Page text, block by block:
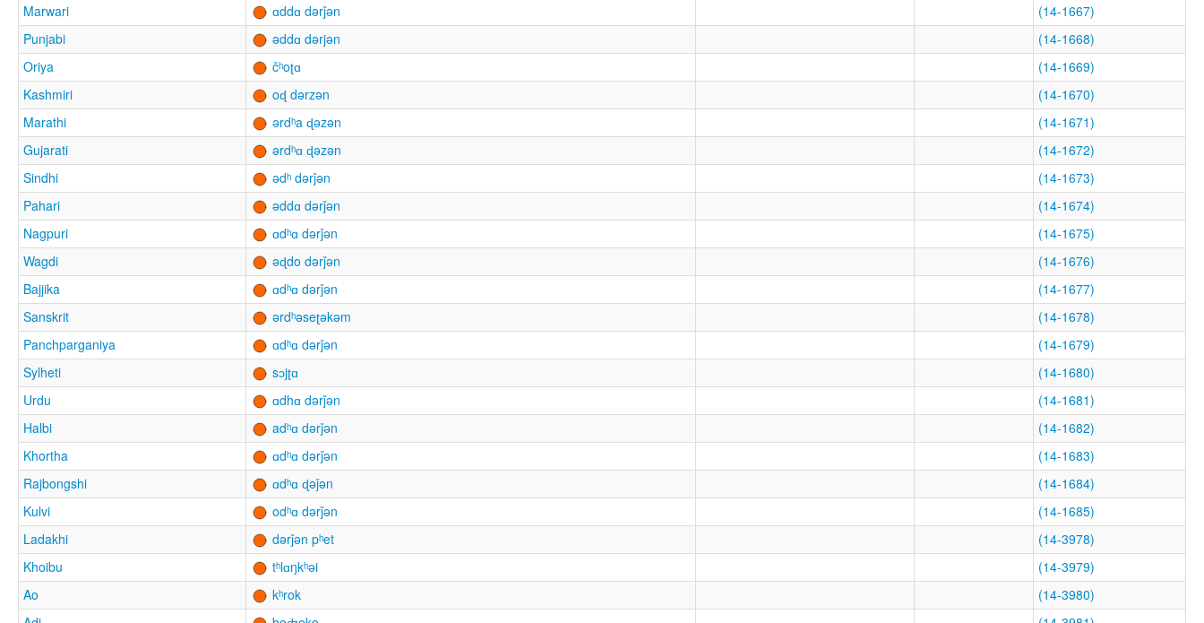
Marwari
ɑddɑ dərǰən
(14-1667)
Punjabi
əddɑ dərjən
(14-1668)
Oriya
čʰoʈɑ
(14-1669)
Kashmiri
oɖ dərzən
(14-1670)
Marathi
ərdʰa ɖəzən
(14-1671)
Gujarati
ərdʰɑ ɖəzən
(14-1672)
Sindhi
ədʰ dərǰən
(14-1673)
Pahari
əddɑ dərǰən
(14-1674)
Nagpuri
ɑdʰɑ dərǰən
(14-1675)
Wagdi
əɖdo dərǰən
(14-1676)
Bajjika
ɑdʰɑ dərǰən
(14-1677)
Sanskrit
ərdʰəseʈəkəm
(14-1678)
Panchparganiya
ɑdʰɑ dərǰən
(14-1679)
Sylheti
sɔjʈɑ
(14-1680)
Urdu
ɑdhɑ dərǰən
(14-1681)
Halbi
adʰɑ dərǰən
(14-1682)
Khortha
ɑdʰɑ dərǰən
(14-1683)
Rajbongshi
ɑdʰɑ ɖəǰən
(14-1684)
Kulvi
odʰɑ dərǰən
(14-1685)
Ladakhi
dərǰən pʰet
(14-3978)
Khoibu
tʰlɑŋkʰəi
(14-3979)
Ao
kʰrok
(14-3980)